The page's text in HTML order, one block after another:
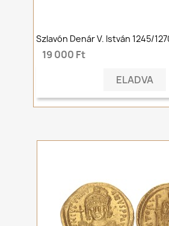
Szlavón Denár V. István 1245/
19 000 Ft
ELADVA